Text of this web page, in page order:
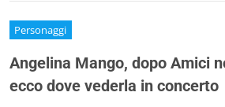
Personaggi
Angelina Mango, dopo Amici
ecco dove vederla in concerto